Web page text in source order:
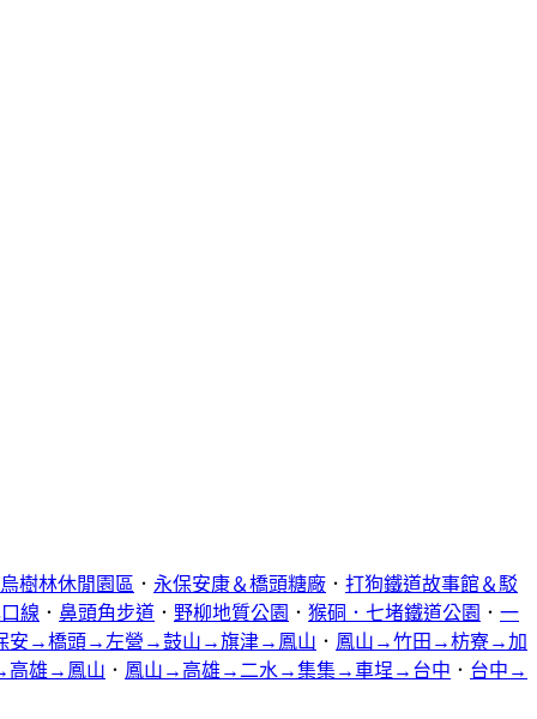
樹林休閒園區 ． 永保安康＆橋頭糖廠 ． 打狗鐵道故事館＆駁
線 ． 鼻頭角步道 ． 野柳地質公園 ． 猴硐．七堵鐵道公園 ． 一
安→橋頭→左營→鼓山→旗津→鳳山 ． 鳳山→竹田→枋寮→加
雄→鳳山 ． 鳳山→高雄→二水→集集→車埕→台中 ． 台中→